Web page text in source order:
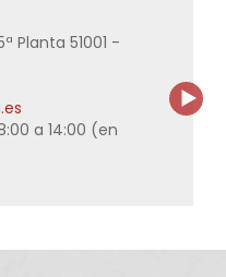
Planta 51001 -
a 14:00 (en